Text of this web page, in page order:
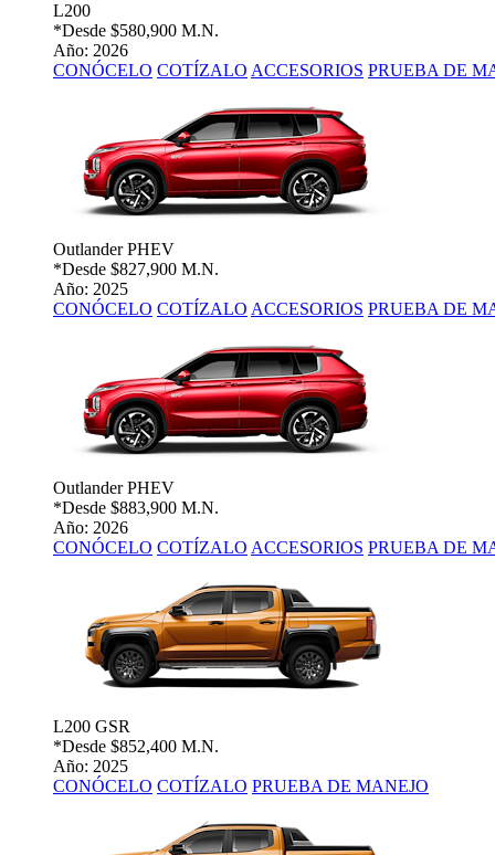
L200
*Desde $580,900 M.N.
Año: 2026
CONÓCELO COTÍZALO ACCESORIOS PRUEBA DE
Outlander PHEV
*Desde $827,900 M.N.
Año: 2025
CONÓCELO COTÍZALO ACCESORIOS PRUEBA DE
Outlander PHEV
*Desde $883,900 M.N.
Año: 2026
CONÓCELO COTÍZALO ACCESORIOS PRUEBA DE
L200 GSR
*Desde $852,400 M.N.
Año: 2025
CONÓCELO COTÍZALO PRUEBA DE MANEJO